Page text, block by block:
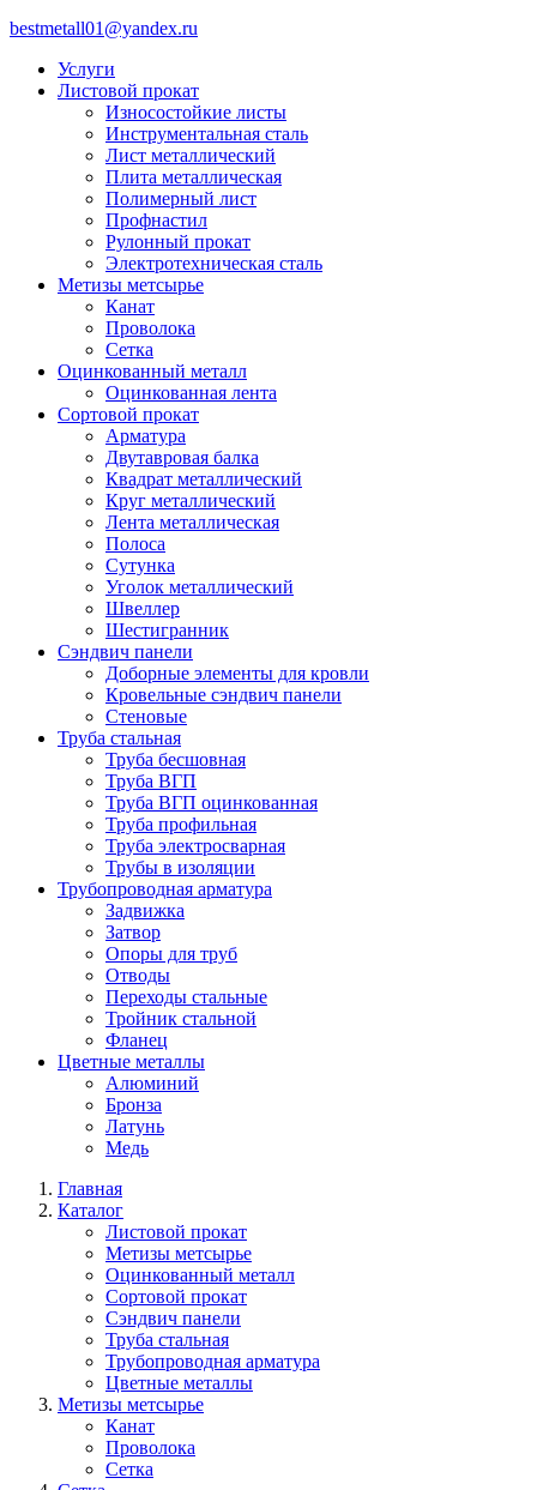
bestmetall01@yandex.ru
Услуги
Листовой прокат
Износостойкие листы
Инструментальная сталь
Лист металлический
Плита металлическая
Полимерный лист
Профнастил
Рулонный прокат
Электротехническая сталь
Метизы метсырье
Канат
Проволока
Сетка
Оцинкованный металл
Оцинкованная лента
Сортовой прокат
Арматура
Двутавровая балка
Квадрат металлический
Круг металлический
Лента металлическая
Полоса
Сутунка
Уголок металлический
Швеллер
Шестигранник
Сэндвич панели
Доборные элементы для кровли
Кровельные сэндвич панели
Стеновые
Труба стальная
Труба бесшовная
Труба ВГП
Труба ВГП оцинкованная
Труба профильная
Труба электросварная
Трубы в изоляции
Трубопроводная арматура
Задвижка
Затвор
Опоры для труб
Отводы
Переходы стальные
Тройник стальной
Фланец
Цветные металлы
Алюминий
Бронза
Латунь
Медь
Главная
Каталог
Листовой прокат
Метизы метсырье
Оцинкованный металл
Сортовой прокат
Сэндвич панели
Труба стальная
Трубопроводная арматура
Цветные металлы
Метизы метсырье
Канат
Проволока
Сетка